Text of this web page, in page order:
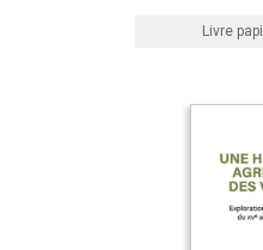
Livre